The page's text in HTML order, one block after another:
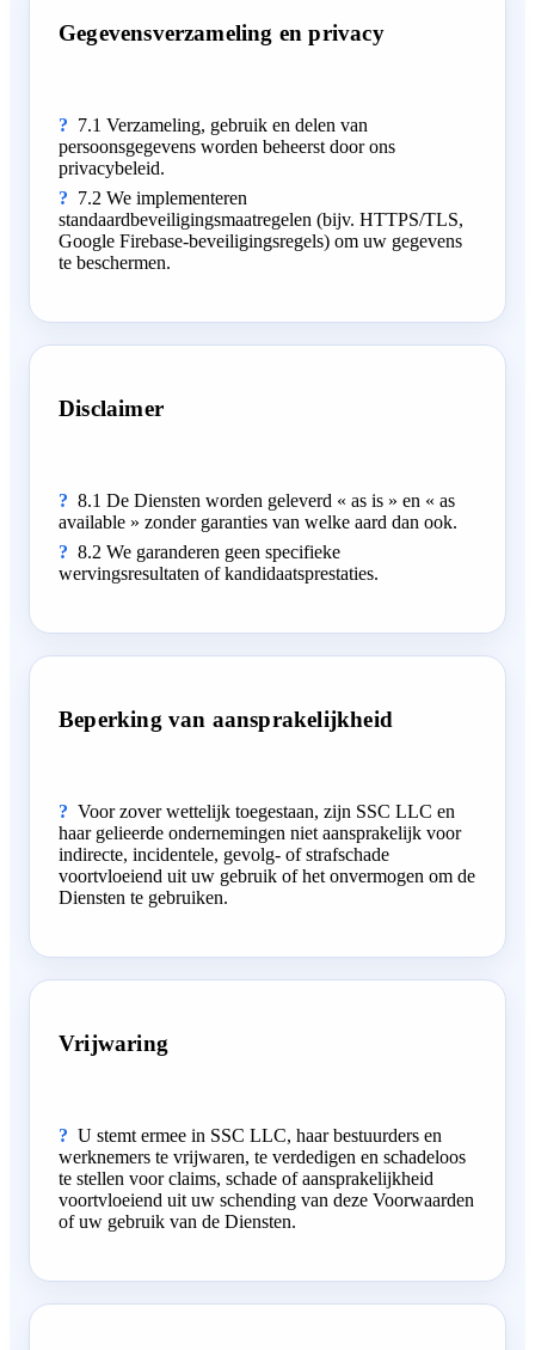
Gegevensverzameling en privacy
7.1 Verzameling, gebruik en delen van
persoonsgegevens worden beheerst door ons
privacybeleid.
7.2 We implementeren
standaardbeveiligingsmaatregelen (bijv. HTTPS/TLS,
Google Firebase-beveiligingsregels) om uw gegevens
te beschermen.
Disclaimer
8.1 De Diensten worden geleverd « as is » en « as
available » zonder garanties van welke aard dan ook.
8.2 We garanderen geen specifieke
wervingsresultaten of kandidaatsprestaties.
Beperking van aansprakelijkheid
Voor zover wettelijk toegestaan, zijn SSC LLC en
haar gelieerde ondernemingen niet aansprakelijk voor
indirecte, incidentele, gevolg- of strafschade
voortvloeiend uit uw gebruik of het onvermogen om de
Diensten te gebruiken.
Vrijwaring
U stemt ermee in SSC LLC, haar bestuurders en
werknemers te vrijwaren, te verdedigen en schadeloos
te stellen voor claims, schade of aansprakelijkheid
voortvloeiend uit uw schending van deze Voorwaarden
of uw gebruik van de Diensten.